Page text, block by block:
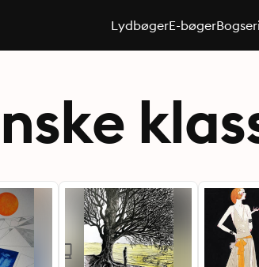
LydbøgerE-bøger